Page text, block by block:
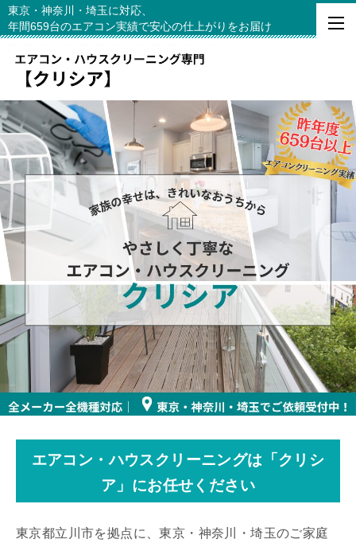
東京・神奈川・埼玉に対応、
年間659台のエアコン実績で安心の仕上がりをお届け
エアコン・ハウスクリーニングは「クリシ
ア」にお任せください
東京都立川市を拠点に、東京・神奈川・埼玉のご家庭